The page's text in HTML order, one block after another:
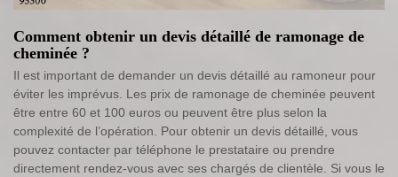
Comment obtenir un devis détaillé de ramonage de
cheminée ?
Il est important de demander un devis détaillé au ramoneur pour
éviter les imprévus. Les prix de ramonage de cheminée peuvent
être entre 60 et 100 euros ou peuvent être plus selon la
complexité de l’opération. Pour obtenir un devis détaillé, vous
pouvez contacter par téléphone le prestataire ou prendre
directement rendez-vous avec ses chargés de clientèle. Si vous le